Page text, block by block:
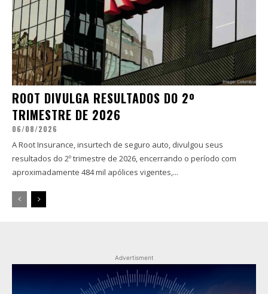
ROOT DIVULGA RESULTADOS DO 2º
TRIMESTRE DE 2026
06/08/2026
A Root Insurance, insurtech de seguro auto, divulgou seus
resultados do 2º trimestre de 2026, encerrando o período com
aproximadamente 484 mil apólices vigentes,...
Advertisment